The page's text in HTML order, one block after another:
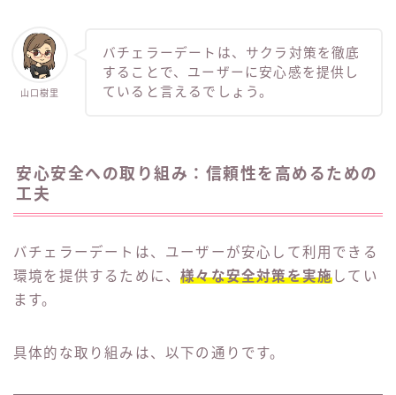
山口樹里
バチェラーデートは、サクラ対策を徹底
することで、ユーザーに安心感を提供し
ていると言えるでしょう。
安心安全への取り組み：信頼性を高めるための
工夫
バチェラーデートは、ユーザーが安心して利用できる
環境を提供するために、様々な安全対策を実施 してい
ます。
具体的な取り組みは、以下の通りです。